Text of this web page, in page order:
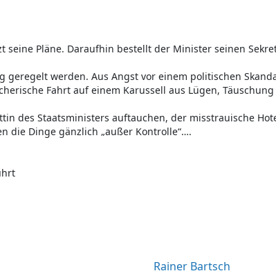
Pläne. Daraufhin bestellt der Minister seinen
werden. Aus Angst vor einem politischen
Fahrt auf einem Karussell aus Lügen, Täuschung
des Staatsministers auftauchen, der misstrauische
die Dinge gänzlich „außer Kontrolle“….
Rainer Bartsch